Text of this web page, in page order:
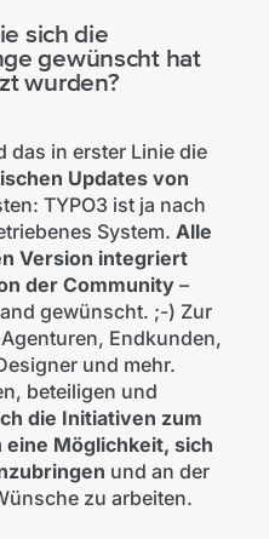
sich die
gewünscht hat
wurden?
das in erster Linie die
Updates von
TYPO3 ist ja nach
System. Alle
Version integriert
der Community–
gewünscht. ;-) Zur
Endkunden,
und mehr.
beteiligen und
die Initiativen zum
eine Möglichkeit, sich
und an der
zu arbeiten.